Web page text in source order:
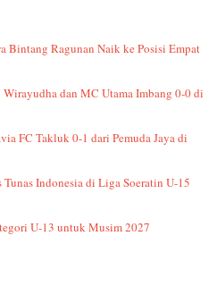
Bintang Ragunan Naik ke Posisi Empat
dan MC Utama Imbang 0-0 di
FC Takluk 0-1 dari Pemuda Jaya di
Indonesia di Liga Soeratin U-15
U-13 untuk Musim 2027